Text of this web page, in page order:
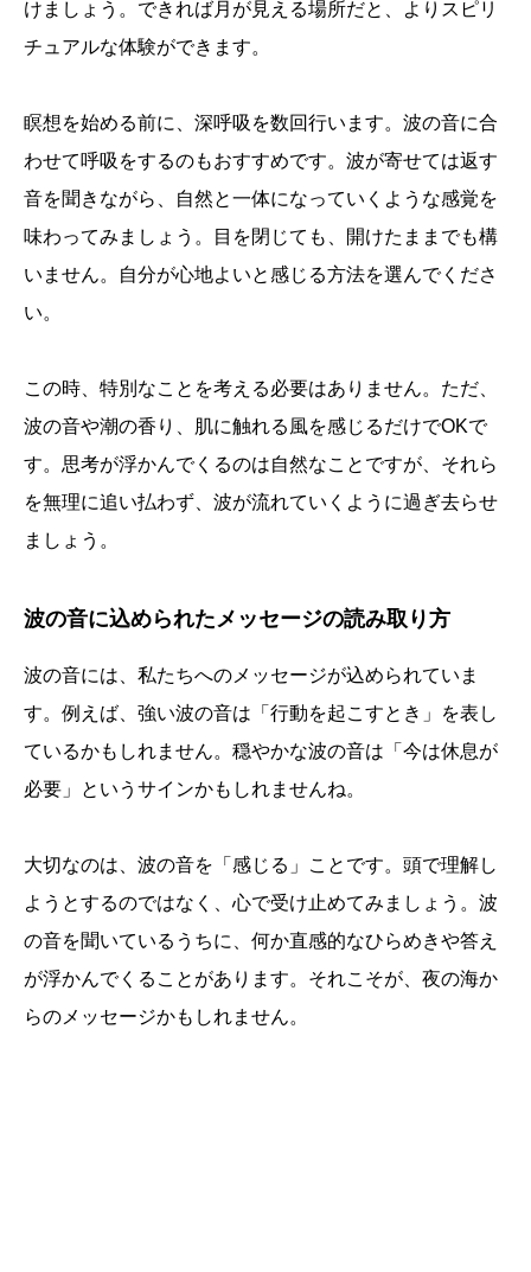
けましょう。できれば月が見える場所だと、よりスピリ
チュアルな体験ができます。
瞑想を始める前に、深呼吸を数回行います。波の音に合
わせて呼吸をするのもおすすめです。波が寄せては返す
音を聞きながら、自然と一体になっていくような感覚を
味わってみましょう。目を閉じても、開けたままでも構
いません。自分が心地よいと感じる方法を選んでくださ
い。
この時、特別なことを考える必要はありません。ただ、
波の音や潮の香り、肌に触れる風を感じるだけでOKで
す。思考が浮かんでくるのは自然なことですが、それら
を無理に追い払わず、波が流れていくように過ぎ去らせ
ましょう。
波の音に込められたメッセージの読み取り方
波の音には、私たちへのメッセージが込められていま
す。例えば、強い波の音は「行動を起こすとき」を表し
ているかもしれません。穏やかな波の音は「今は休息が
必要」というサインかもしれませんね。
大切なのは、波の音を「感じる」ことです。頭で理解し
ようとするのではなく、心で受け止めてみましょう。波
の音を聞いているうちに、何か直感的なひらめきや答え
が浮かんでくることがあります。それこそが、夜の海か
らのメッセージかもしれません。